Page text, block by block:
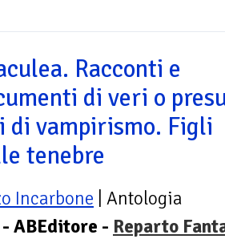
Racconti e
di veri o
di vampirismo. Figli
tenebre
Incarbone | Antologia
- ABEditore - Reparto